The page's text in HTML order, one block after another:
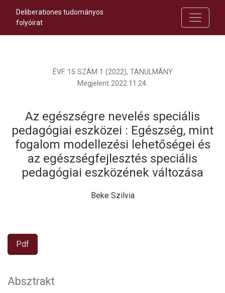
Deliberationes tudományos
folyóirat
ÉVF. 15 SZÁM 1 (2022), TANULMÁNY
Az egészségre nevelés speciális
pedagógiai eszközei : Egészség, mint
fogalom modellezési lehetőségei és
az egészségfejlesztés speciális
pedagógiai eszközének változása
Megjelent 2022.11.24.
Beke Szilvia
Pdf
Absztrakt